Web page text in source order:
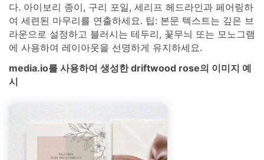
다. 아이보리 종이, 구리 포일, 세리프 헤드라인과 페어링하
여 세련된 마무리를 연출하세요. 팁: 본문 텍스트는 깊은 브
라운으로 설정하고 블러시는 테두리, 꽃무늬 또는 모노그램
에 사용하여 레이아웃을 선명하게 유지하세요.
media.io를 사용하여 생성한 driftwood rose의 이미지 예
시